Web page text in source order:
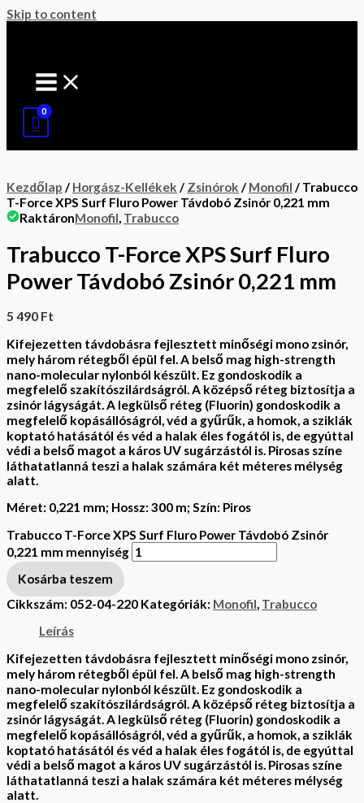
Skip to content
Kezdőlap / Horgász-Kellékek / Zsinórok / Monofil / Trabucco
T-Force XPS Surf Fluro Power Távdobó Zsinór 0,221 mm
RaktáronMonofil, Trabucco
Trabucco T-Force XPS Surf Fluro
Power Távdobó Zsinór 0,221 mm
5 490 Ft
Kifejezetten távdobásra fejlesztett minőségi mono zsinór,
mely három rétegből épül fel. A belső mag high-strength
nano-molecular nylonból készült. Ez gondoskodik a
megfelelő szakítószilárdságról. A középső réteg biztosítja a
zsinór lágyságát. A legkülső réteg (Fluorin) gondoskodik a
megfelelő kopásállóságról, véd a gyűrűk, a homok, a sziklák
koptató hatásától és véd a halak éles fogától is, de egyúttal
védi a belső magot a káros UV sugárzástól is. Pirosas színe
láthatatlanná teszi a halak számára két méteres mélység
alatt.
Méret: 0,221 mm; Hossz: 300 m; Szín: Piros
Trabucco T-Force XPS Surf Fluro Power Távdobó Zsinór
0,221 mm mennyiség
Kosárba teszem
Cikkszám: 052-04-220 Kategóriák: Monofil Trabucco
Leírás
Kifejezetten távdobásra fejlesztett minőségi mono zsinór,
mely három rétegből épül fel. A belső mag high-strength
nano-molecular nylonból készült. Ez gondoskodik a
megfelelő szakítószilárdságról. A középső réteg biztosítja a
zsinór lágyságát. A legkülső réteg (Fluorin) gondoskodik a
megfelelő kopásállóságról, véd a gyűrűk, a homok, a sziklák
koptató hatásától és véd a halak éles fogától is, de egyúttal
védi a belső magot a káros UV sugárzástól is. Pirosas színe
láthatatlanná teszi a halak számára két méteres mélység
alatt.